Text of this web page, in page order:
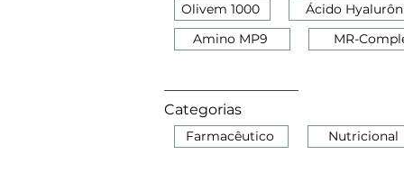
Olivem 1000
Ácido
Amino MP9
MR-
Categorias
Farmacêutico Nutricional